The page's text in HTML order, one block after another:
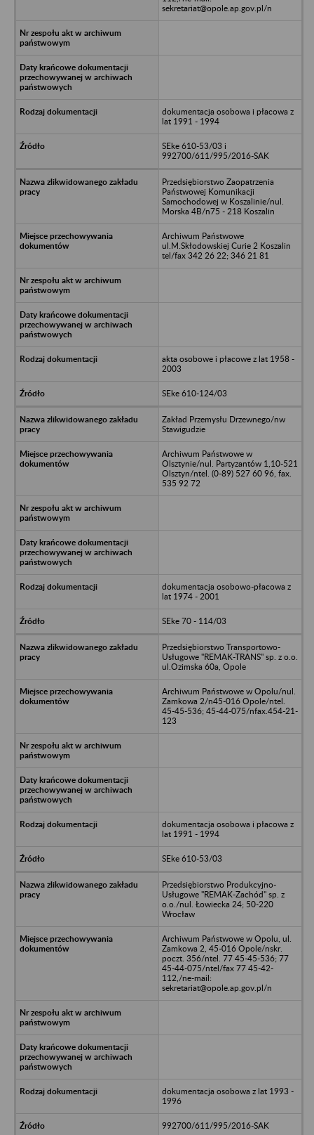
sekretariat@opole.ap.gov.pl/n
dokumentacja osobowa i płacowa z
lat 1991 - 1994
SEke 610-53/03 i
992700/611/995/2016-SAK
Przedsiębiorstwo Zaopatrzenia
Państwowej Komunikacji
Samochodowej w Koszalinie/nul.
Morska 4B/n75 - 218 Koszalin
Archiwum Państwowe
ul.M.Skłodowskiej Curie 2 Koszalin
tel/fax 342 26 22; 346 21 81
akta osobowe i płacowe z lat 1958 -
2003
SEke 610-124/03
Zakład Przemysłu Drzewnego/nw
Stawigudzie
Archiwum Państwowe w
Olsztynie/nul. Partyzantów 1,10-521
Olsztyn/ntel. (0-89) 527 60 96, fax.
535 92 72
dokumentacja osobowo-płacowa z
lat 1974 - 2001
SEke 70 - 114/03
Przedsiębiorstwo Transportowo-
Usługowe "REMAK-TRANS" sp. z o.o.
ul.Ozimska 60a, Opole
Archiwum Państwowe w Opolu/nul.
Zamkowa 2/n45-016 Opole/ntel.
45-45-536; 45-44-075/nfax.454-21-
123
dokumentacja osobowa i płacowa z
lat 1991 - 1994
SEke 610-53/03
Przedsiębiorstwo Produkcyjno-
Usługowe "REMAK-Zachód" sp. z
o.o./nul. Łowiecka 24; 50-220
Wrocław
Archiwum Państwowe w Opolu, ul.
Zamkowa 2, 45-016 Opole/nskr.
poczt. 356/ntel. 77 45-45-536; 77
45-44-075/ntel/fax 77 45-42-
112,/ne-mail:
sekretariat@opole.ap.gov.pl/n
dokumentacja osobowa z lat 1993 -
1996
992700/611/995/2016-SAK